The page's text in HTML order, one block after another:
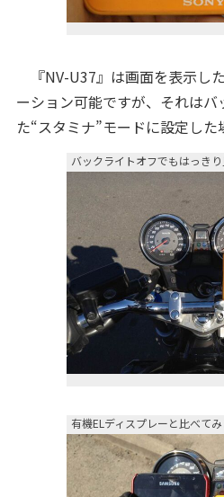
『NV-U37』は画面を表示し
ーション可能ですが、それは
た“スタミナ”モードに設定した
バックライトオフでもはっき
有機ELディスプレーと比べて